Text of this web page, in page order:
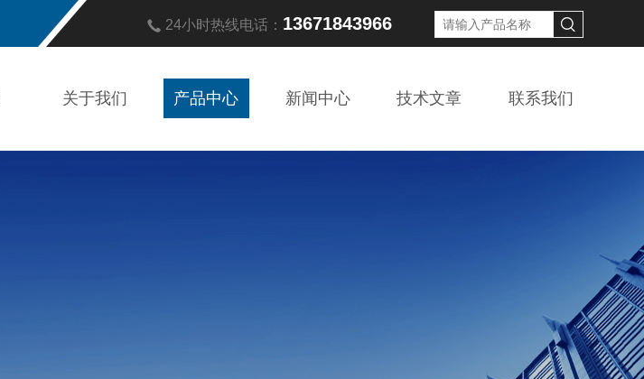
24小时热线电话： 13671843966
关于我们 产品中心 新闻中心 技术文章 联系我们